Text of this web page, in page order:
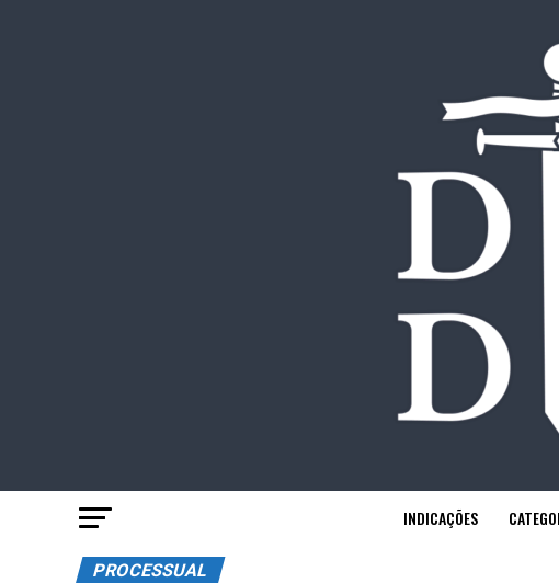
INDICAÇÕES
PROCESSUAL